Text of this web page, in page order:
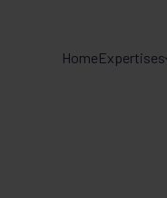
HomeExpertises